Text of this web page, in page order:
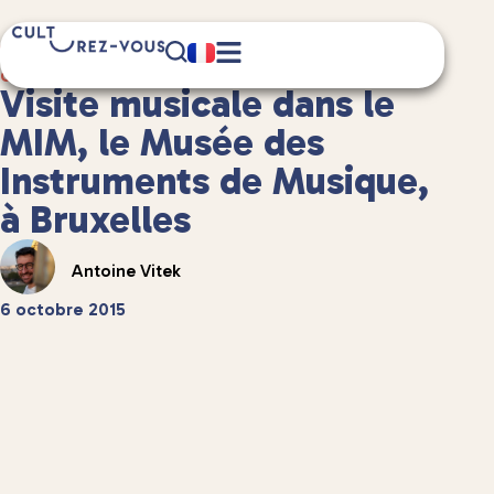
Culture
3 minute(s) de lecture
Visite musicale dans le
MIM, le Musée des
Instruments de Musique,
à Bruxelles
Antoine Vitek
6 octobre 2015